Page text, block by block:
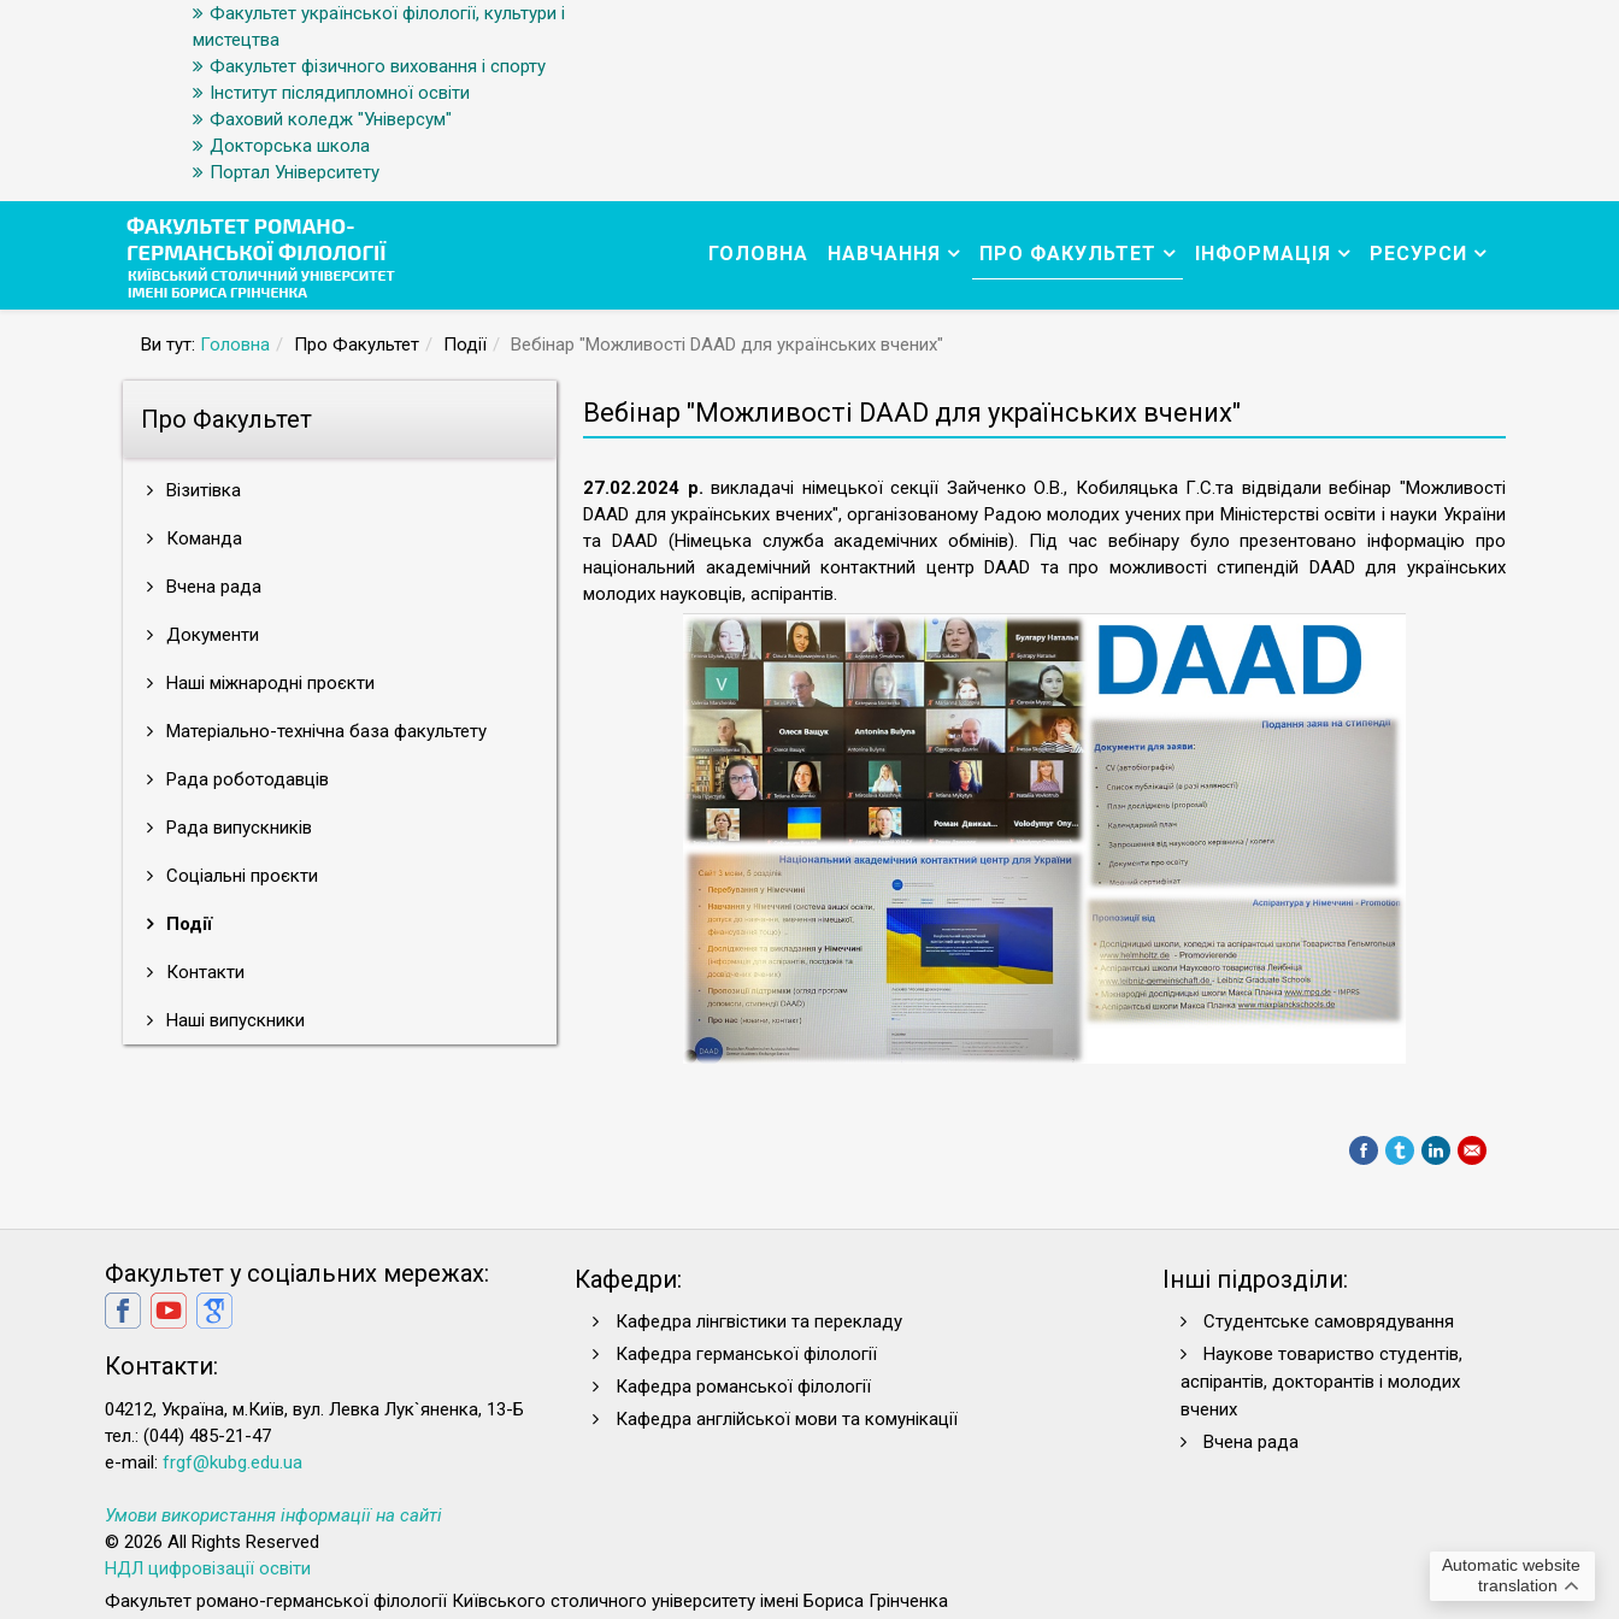
Факультет української філології, культури і
мистецтва
Факультет фізичного виховання і спорту
Інститут післядипломної освіти
Фаховий коледж "Універсум"
Докторська школа
Портал Університету
ГОЛОВНА НАВЧАННЯ ПРО ФАКУЛЬТЕТ ІНФОРМАЦІЯ РЕСУРСИ
Ви тут: Головна Про Факультет Події Вебінар "Можливості DAAD для українських вчених"
Про Факультет
Візитівка
Команда
Вчена рада
Документи
Наші міжнародні проєкти
Матеріально-технічна база факультету
Рада роботодавців
Рада випускників
Соціальні проєкти
Події
Контакти
Наші випускники
Вебінар "Можливості DAAD для українських вчених"
27.02.2024 р. викладачі німецької секції Зайченко О.В., Кобиляцька Г.С.та відвідали вебінар "Можливості
DAAD для українських вчених", організованому Радою молодих учених при Міністерстві освіти і науки України
та DAAD (Німецька служба академічних обмінів). Під час вебінару було презентовано інформацію про
національний академічний контактний центр DAAD та про можливості стипендій DAAD для українських
молодих науковців, аспірантів.
Automatic website
translation
Факультет у соціальних мережах:
Контакти:
04212, Україна, м.Київ, вул. Левка Лук`яненка, 13-Б
тел.: (044) 485-21-47
e-mail: frgf@kubg.edu.ua
Кафедри:
Кафедра лінгвістики та перекладу
Кафедра германської філології
Кафедра романської філології
Кафедра англійської мови та комунікації
Інші підрозділи:
Студентське самоврядування
Наукове товариство студентів,
аспірантів, докторантів і молодих
вчених
Вчена рада
Умови використання інформації на сайті
© 2026 All Rights Reserved
НДЛ цифровізації освіти
Факультет романо-германської філології Київського столичного університету імені Бориса Грінченка